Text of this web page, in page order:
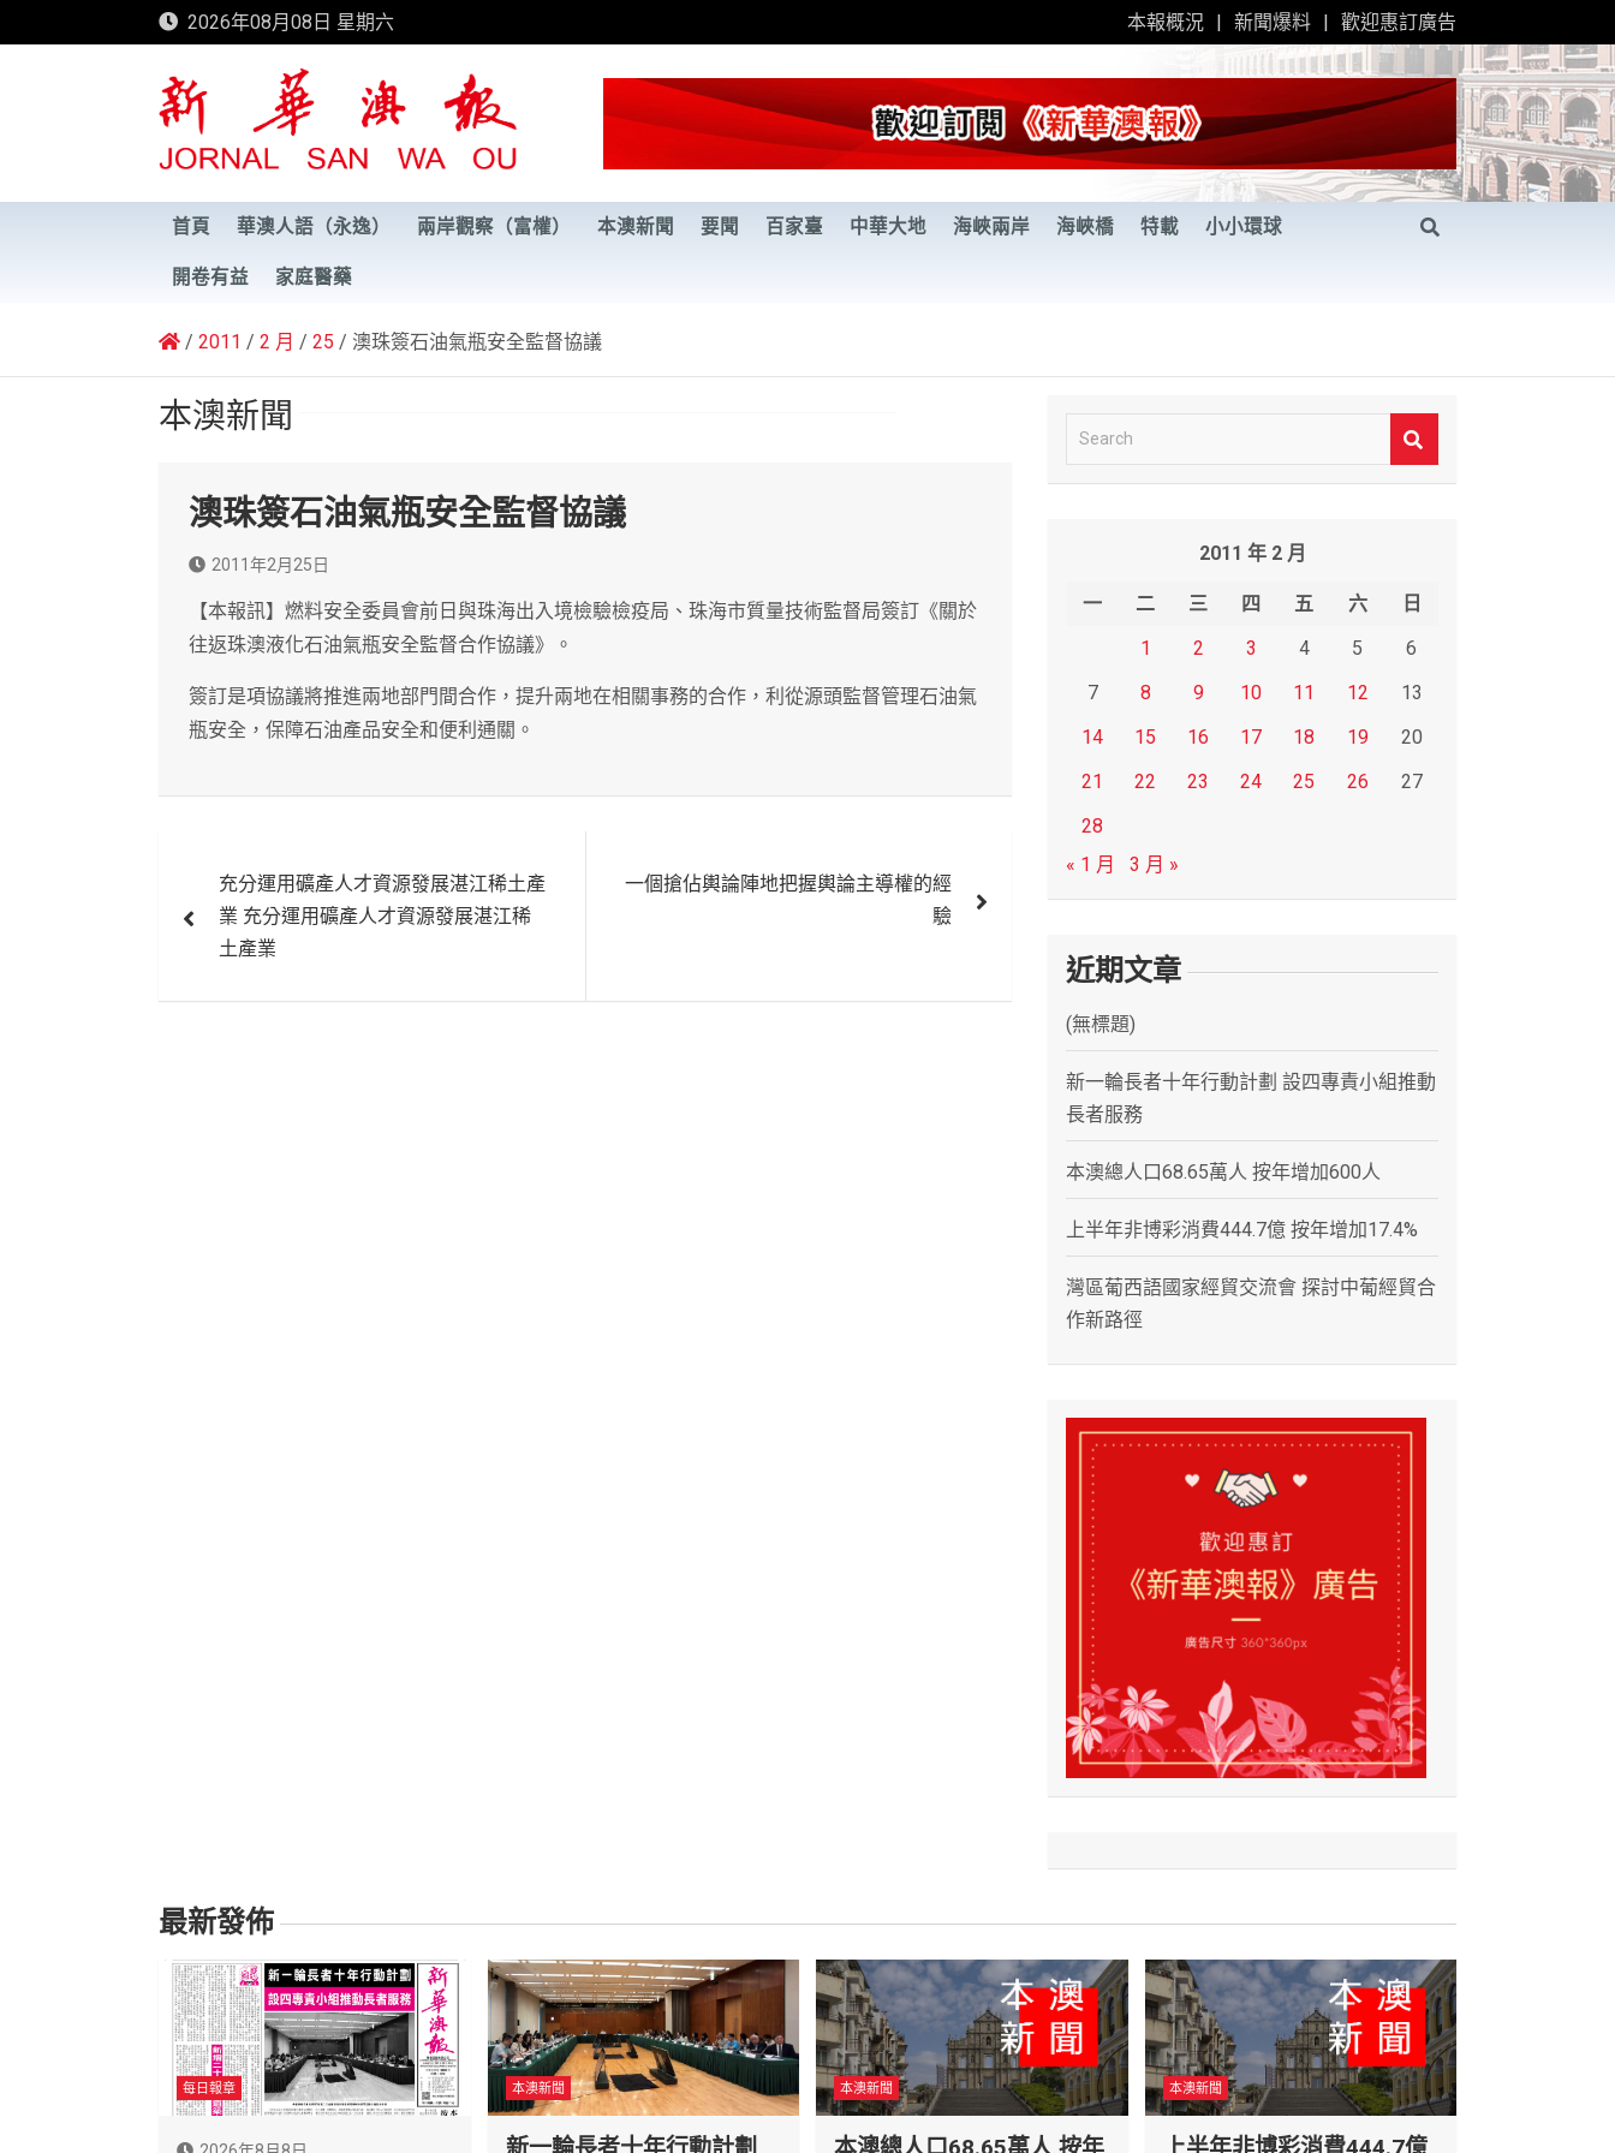
to
2026年08月08日 星期六 本報概況 新聞爆料 歡迎惠訂廣告
新華澳報
首頁 華澳人語（永逸） 兩岸觀察（富權） 本澳新聞 要聞 百家臺 中華大地 海峽兩岸 海峽橋 特載 小小環球
開卷有益 家庭醫藥
2011 2 月 25 澳珠簽石油氣瓶安全監督協議
本澳新聞
澳珠簽石油氣瓶安全監督協議
2011年2月25日
【本報訊】燃料安全委員會前日與珠海出入境檢驗檢疫局、珠海市質量技術監督局簽訂《關於
往返珠澳液化石油氣瓶安全監督合作協議》。
簽訂是項協議將推進兩地部門間合作，提升兩地在相關事務的合作，利從源頭監督管理石油氣
瓶安全，保障石油產品安全和便利通關。
章
覽
充分運用礦產人才資源發展湛江稀土產
業 充分運用礦產人才資源發展湛江稀
土產業
一個搶佔輿論陣地把握輿論主導權的經
驗
e
2011 年 2 月
一 二 三 四 五 六
日
1
2 3 4 5
6
7
8 9 10 11 12
13
14
15 16 17 18 19
20
21
22 23 24 25 26
27
28
« 1 月
3 月 »
近期文章
(無標題)
新一輪長者十年行動計劃 設四專責小組推動
長者服務
本澳總人口68.65萬人 按年增加600人
上半年非博彩消費444.7億 按年增加17.4%
灣區葡西語國家經貿交流會 探討中葡經貿合
作新路徑
最新發佈
每日報章 本澳新聞 本澳新聞 本澳新聞